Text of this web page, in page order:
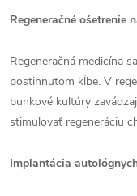
Regeneračné ošetrenie
Regeneračná medicína
postihnutom kĺbe. V
bunkové kultúry
stimulovať regeneráciu
Implantácia